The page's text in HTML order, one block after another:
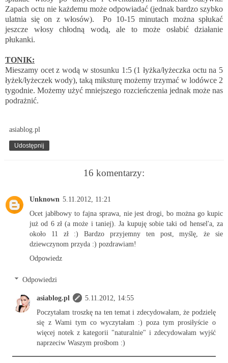
Zapach octu nie każdemu może odpowiadać (jednak bardzo szybko
ulatnia się on z włosów). Po 10-15 minutach można spłukać
jeszcze włosy chłodną wodą, ale to może osłabić działanie
płukanki.
TONIK:
Mieszamy ocet z wodą w stosunku 1:5 (1 łyżka/łyżeczka octu na 5
łyżek/łyżeczek wody), taką miksturę możemy trzymać w lodówce 2
tygodnie. Możemy użyć mniejszego rozcieńczenia jednak może nas
podrażnić.
asiablog.pl
Udostępnij
16 komentarzy:
Unknown 5.11.2012, 11:21
Ocet jabłbowy to fajna sprawa, nie jest drogi, bo można go kupic
już od 6 zł (a może i taniej). Ja kupuję sobie taki od hensel'a, za
około 11 zł :) Bardzo przyjemny ten post, myślę, że sie
dziewczynom przyda :) pozdrawiam!
Odpowiedz
Odpowiedzi
asiablog.pl
5.11.2012, 14:55
Poczytałam troszkę na ten temat i zdecydowałam, że podzielę
się z Wami tym co wyczytałam :) poza tym prosiłyście o
więcej notek z kategorii "naturalnie" i zdecydowałam wyjść
naprzeciw Waszym prośbom :)